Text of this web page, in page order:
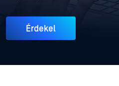
Érdekel